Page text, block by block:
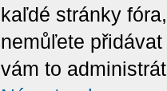
kaľdé stránky
nemůľete
vám to